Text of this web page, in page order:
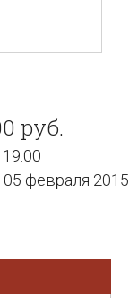
руб.
февраля 2015